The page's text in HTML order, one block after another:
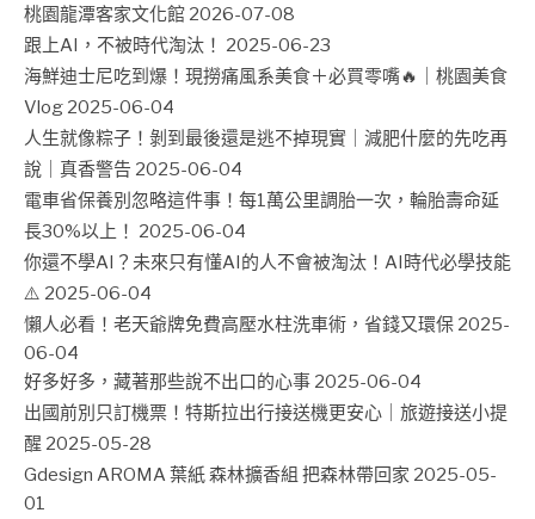
桃園龍潭客家文化館 2026-07-08
跟上AI，不被時代淘汰！ 2025-06-23
海鮮迪士尼吃到爆！現撈痛風系美食＋必買零嘴🔥｜桃園美食
Vlog 2025-06-04
人生就像粽子！剝到最後還是逃不掉現實｜減肥什麼的先吃再
說｜真香警告 2025-06-04
電車省保養別忽略這件事！每1萬公里調胎一次，輪胎壽命延
長30%以上！ 2025-06-04
你還不學AI？未來只有懂AI的人不會被淘汰！AI時代必學技能
⚠️ 2025-06-04
懶人必看！老天爺牌免費高壓水柱洗車術，省錢又環保 2025-
06-04
好多好多，藏著那些說不出口的心事 2025-06-04
出國前別只訂機票！特斯拉出行接送機更安心｜旅遊接送小提
醒 2025-05-28
Gdesign AROMA 葉紙 森林擴香組 把森林帶回家 2025-05-
01